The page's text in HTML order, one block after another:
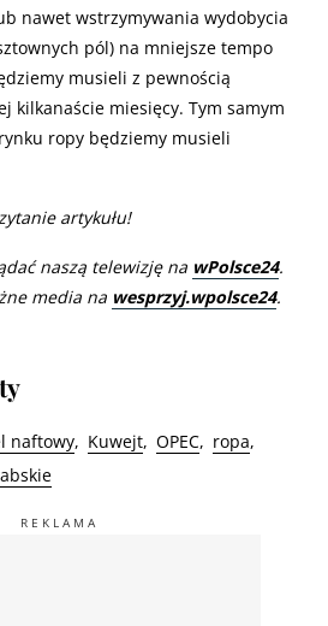
nawet wstrzymywania wydobycia
pól) na mniejsze tempo
musieli z pewnością
kilkanaście miesięcy. Tym samym
ropy będziemy musieli
artykułu!
naszą telewizję na wPolsce24.
media na wesprzyj.wpolsce24.
naftowy Kuwejt OPEC
ropa